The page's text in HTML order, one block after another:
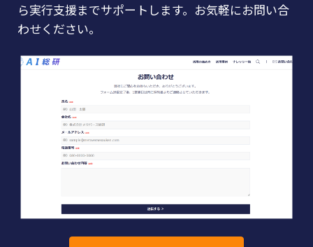
ら実行支援までサポートします。お気軽にお問い合
わせください。